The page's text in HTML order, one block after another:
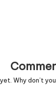
Why don’t